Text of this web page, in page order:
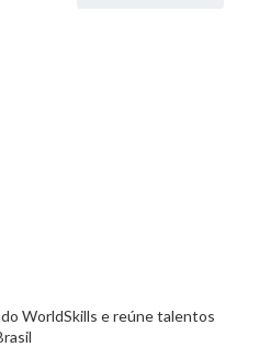
WorldSkills e reúne talentos